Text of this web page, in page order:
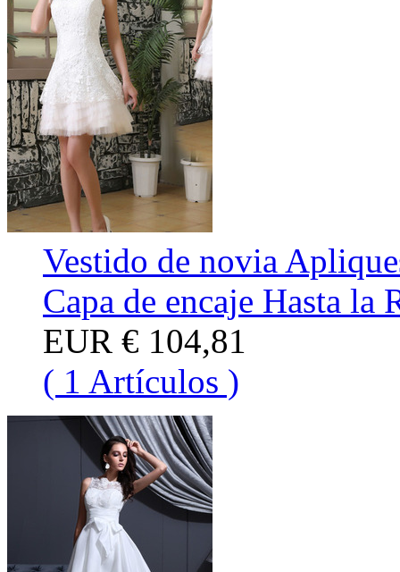
Vestido de novia
Capa de encaje Hasta la
EUR € 104,81
( 1 Artículos )